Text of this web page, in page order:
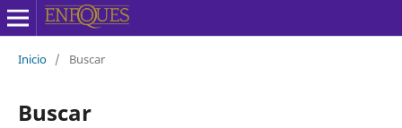
Inicio / Buscar
Buscar